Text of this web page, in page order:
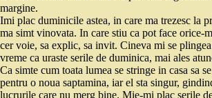
margine.
Imi plac duminicile astea, in care ma trezesc la
ma simt vinovata. In care stiu ca pot face orice-
cer voie, sa explic, sa invit. Cineva mi se
vreme ca uraste serile de duminica, mai ales
Ca simte cum toata lumea se stringe in casa sa
pentru o noua saptamina, iar el sta singur,
lucrurile care nu merg bine. Mie-mi plac serile